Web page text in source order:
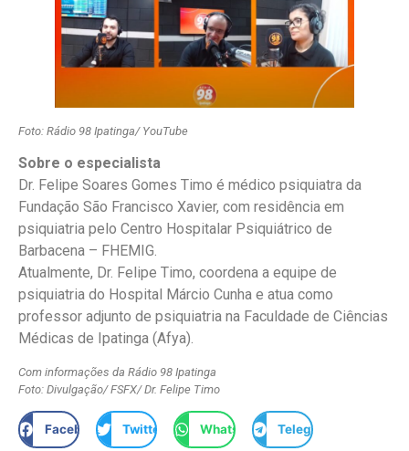
Foto: Rádio 98 Ipatinga/ YouTube
Sobre o especialista
Dr. Felipe Soares Gomes Timo é médico psiquiatra da
Fundação São Francisco Xavier, com residência em
psiquiatria pelo Centro Hospitalar Psiquiátrico de
Barbacena – FHEMIG.
Atualmente, Dr. Felipe Timo, coordena a equipe de
psiquiatria do Hospital Márcio Cunha e atua como
professor adjunto de psiquiatria na Faculdade de Ciências
Médicas de Ipatinga (Afya).
Com informações da Rádio 98 Ipatinga
Foto: Divulgação/ FSFX/ Dr. Felipe Timo
Facebook Twitter WhatsApp Telegram